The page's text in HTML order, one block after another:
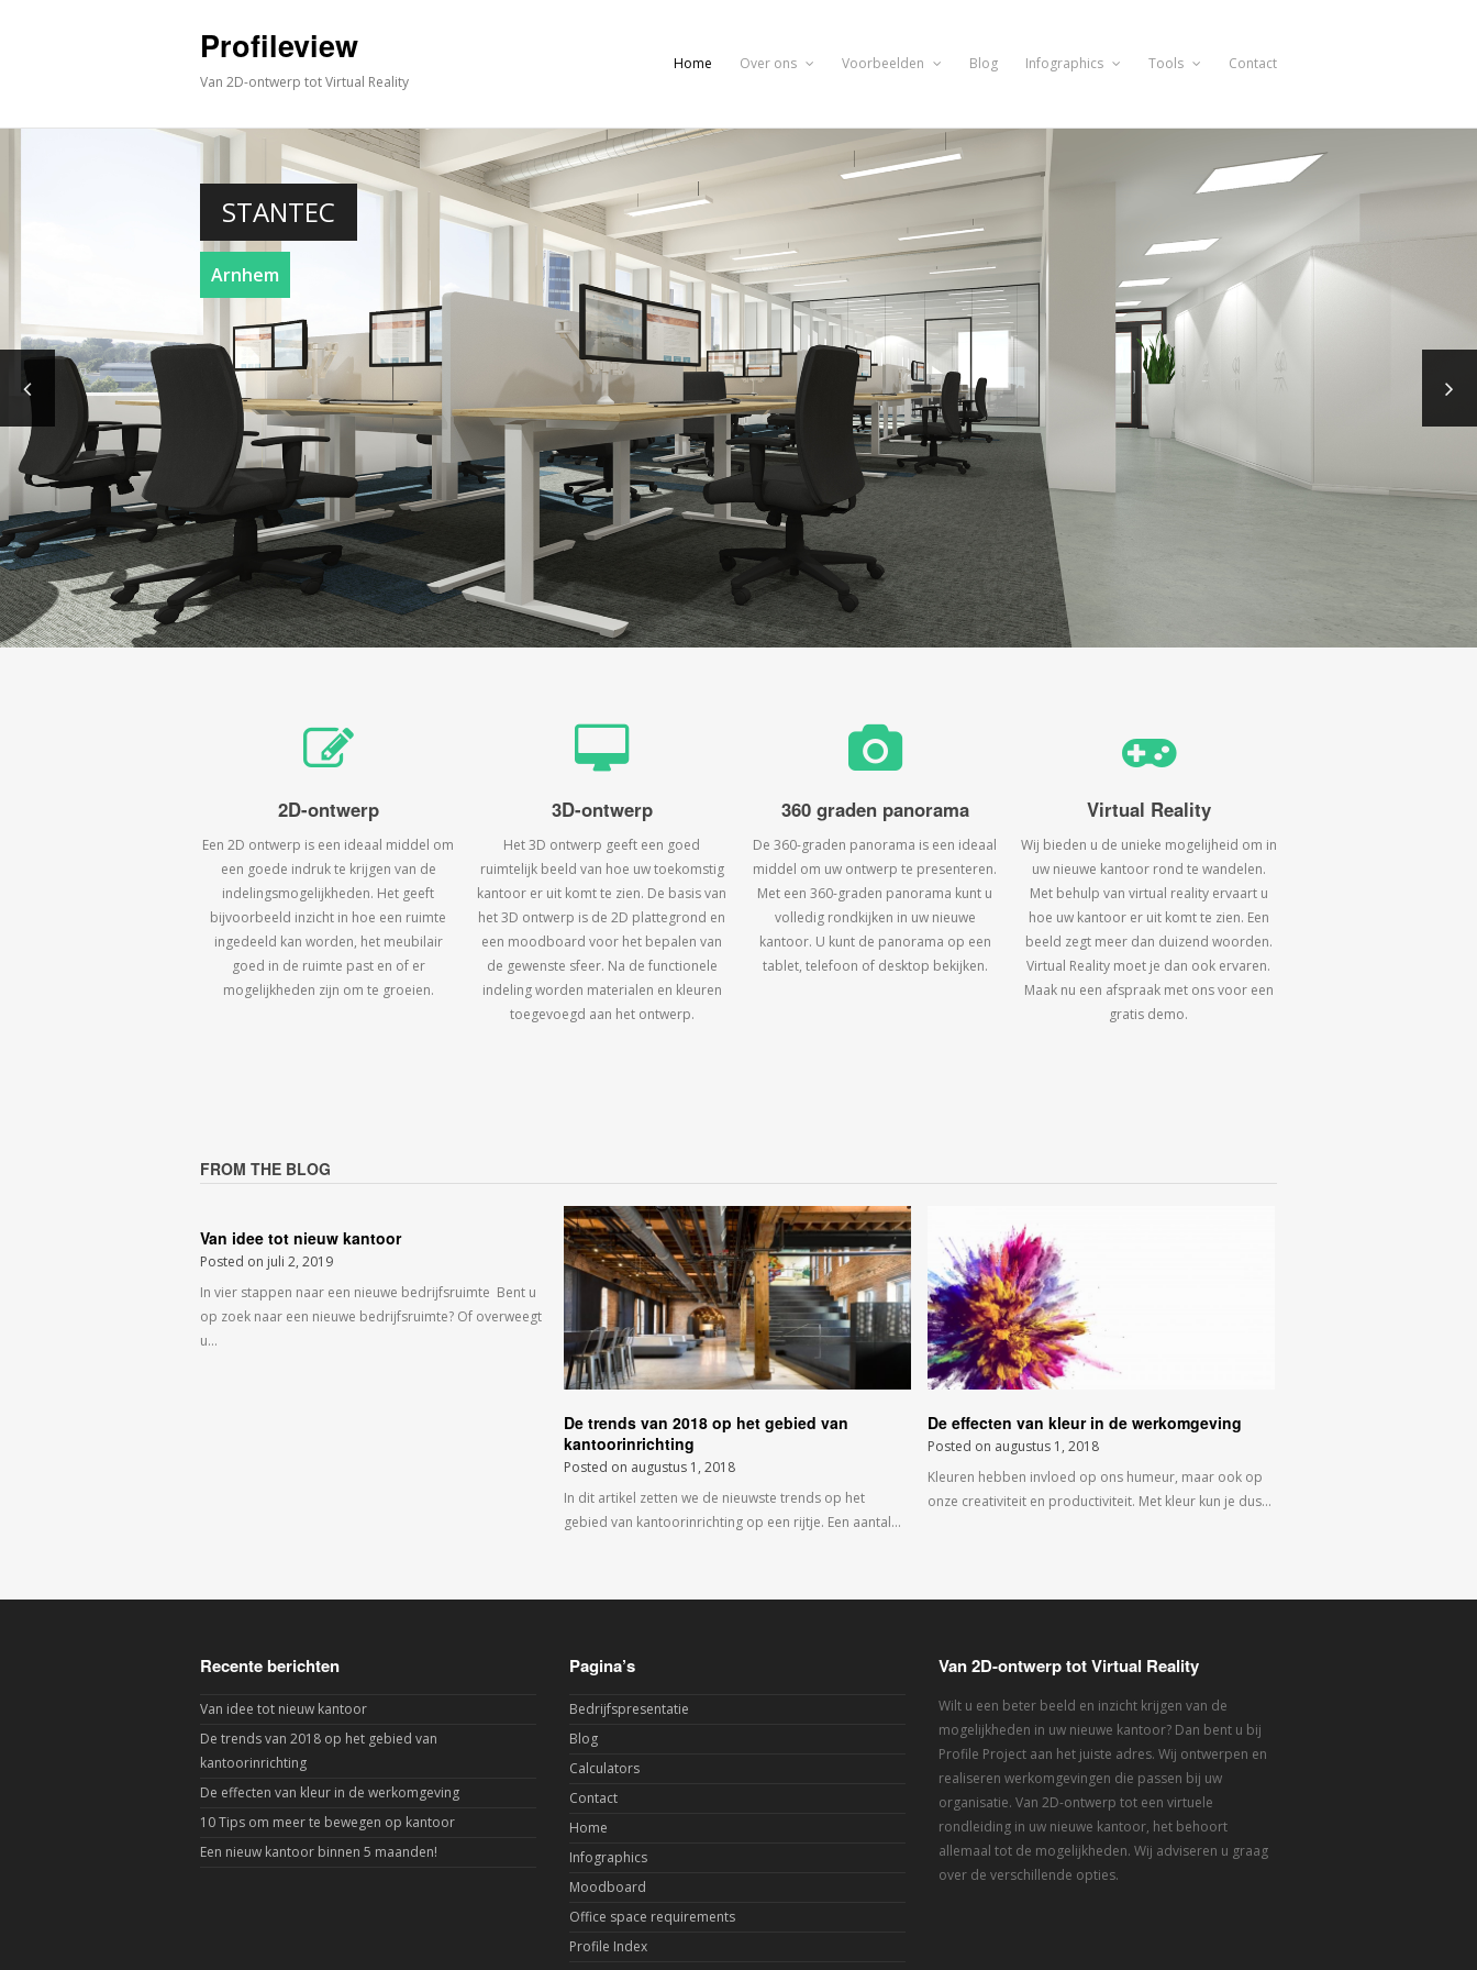
Profileview
Van 2D-ontwerp tot Virtual Reality
Home Over ons Voorbeelden Blog Infographics Tools Contact
STANTEC
Arnhem
2D-ontwerp
Een 2D ontwerp is een ideaal middel om
een goede indruk te krijgen van de
indelingsmogelijkheden. Het geeft
bijvoorbeeld inzicht in hoe een ruimte
ingedeeld kan worden, het meubilair
goed in de ruimte past en of er
mogelijkheden zijn om te groeien.
3D-ontwerp
Het 3D ontwerp geeft een goed
ruimtelijk beeld van hoe uw toekomstig
kantoor er uit komt te zien. De basis van
het 3D ontwerp is de 2D plattegrond en
een moodboard voor het bepalen van
de gewenste sfeer. Na de functionele
indeling worden materialen en kleuren
toegevoegd aan het ontwerp.
360 graden panorama
De 360-graden panorama is een ideaal
middel om uw ontwerp te presenteren.
Met een 360-graden panorama kunt u
volledig rondkijken in uw nieuwe
kantoor. U kunt de panorama op een
tablet, telefoon of desktop bekijken.
Virtual Reality
Wij bieden u de unieke mogelijheid om in
uw nieuwe kantoor rond te wandelen.
Met behulp van virtual reality ervaart u
hoe uw kantoor er uit komt te zien. Een
beeld zegt meer dan duizend woorden.
Virtual Reality moet je dan ook ervaren.
Maak nu een afspraak met ons voor een
gratis demo.
FROM THE BLOG
Van idee tot nieuw kantoor
Posted on juli 2, 2019
In vier stappen naar een nieuwe bedrijfsruimte Bent u
op zoek naar een nieuwe bedrijfsruimte? Of overweegt
u…
De trends van 2018 op het gebied van
kantoorinrichting
Posted on augustus 1, 2018
In dit artikel zetten we de nieuwste trends op het
gebied van kantoorinrichting op een rijtje. Een aantal…
De effecten van kleur in de werkomgeving
Posted on augustus 1, 2018
Kleuren hebben invloed op ons humeur, maar ook op
onze creativiteit en productiviteit. Met kleur kun je dus…
Recente berichten
Van idee tot nieuw kantoor
De trends van 2018 op het gebied van
kantoorinrichting
De effecten van kleur in de werkomgeving
10 Tips om meer te bewegen op kantoor
Een nieuw kantoor binnen 5 maanden!
Pagina’s
Bedrijfspresentatie
Blog
Calculators
Contact
Home
Infographics
Moodboard
Office space requirements
Profile Index
Van 2D-ontwerp tot Virtual Reality
Wilt u een beter beeld en inzicht krijgen van de
mogelijkheden in uw nieuwe kantoor? Dan bent u bij
Profile Project aan het juiste adres. Wij ontwerpen en
realiseren werkomgevingen die passen bij uw
organisatie. Van 2D-ontwerp tot een virtuele
rondleiding in uw nieuwe kantoor, het behoort
allemaal tot de mogelijkheden. Wij adviseren u graag
over de verschillende opties.